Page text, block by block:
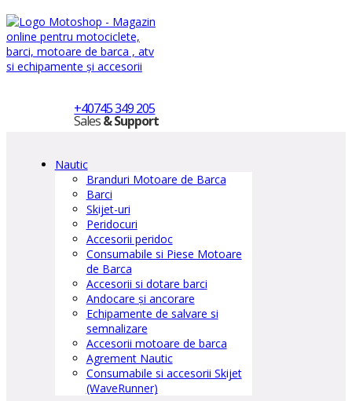
+40745 349 205
Sales& Support
Nautic
Branduri Motoare de Barca
Barci
Skijet-uri
Peridocuri
Accesorii peridoc
Consumabile si Piese Motoare
de Barca
Accesorii si dotare barci
Andocare și ancorare
Echipamente de salvare si
semnalizare
Accesorii motoare de barca
Agrement Nautic
Consumabile si accesorii Skijet
(WaveRunner)